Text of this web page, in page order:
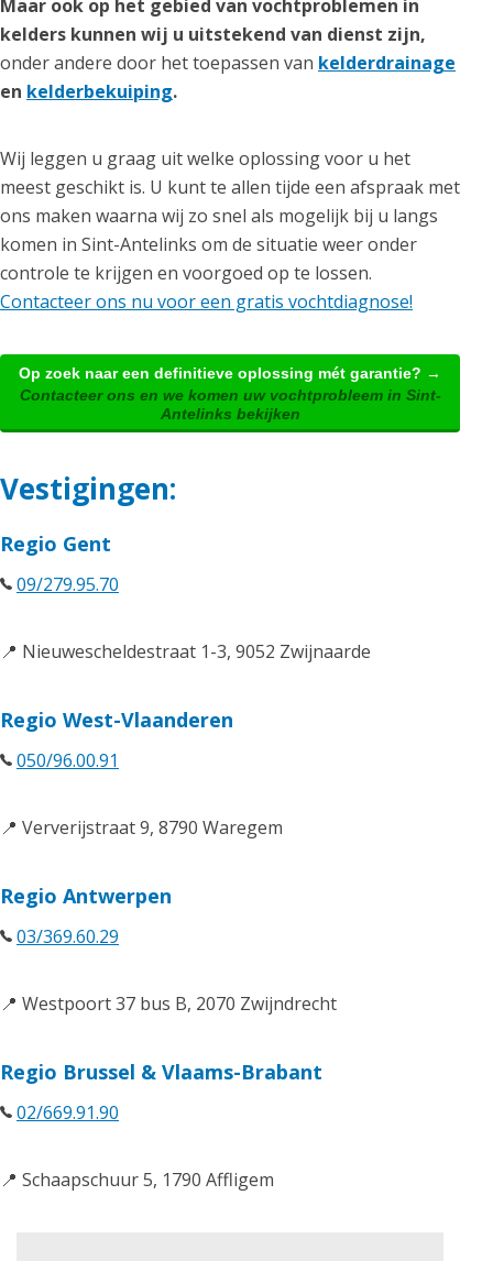
Maar ook op het gebied van vochtproblemen in
kelders kunnen wij u uitstekend van dienst zijn,
onder andere door het toepassen van kelderdrainage
en kelderbekuiping.
Wij leggen u graag uit welke oplossing voor u het
meest geschikt is. U kunt te allen tijde een afspraak met
ons maken waarna wij zo snel als mogelijk bij u langs
komen in Sint-Antelinks om de situatie weer onder
controle te krijgen en voorgoed op te lossen.
Contacteer ons nu voor een gratis vochtdiagnose!
Op zoek naar een definitieve oplossing mét garantie? →
Contacteer ons en we komen uw vochtprobleem in Sint-
Antelinks bekijken
Vestigingen:
Regio Gent
09/279.95.70
📍 Nieuwescheldestraat 1-3, 9052 Zwijnaarde
Regio West-Vlaanderen
050/96.00.91
📍 Ververijstraat 9, 8790 Waregem
Regio Antwerpen
03/369.60.29
📍 Westpoort 37 bus B, 2070 Zwijndrecht
Regio Brussel & Vlaams-Brabant
02/669.91.90
📍 Schaapschuur 5, 1790 Affligem